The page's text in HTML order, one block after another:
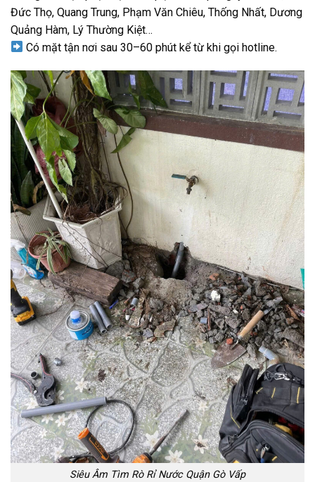
Đức Thọ, Quang Trung, Phạm Văn Chiêu, Thống Nhất, Dương
Quảng Hàm, Lý Thường Kiệt…
Có mặt tận nơi sau 30–60 phút kể từ khi gọi hotline.
Siêu Âm Tìm Rò Rỉ Nước Quận Gò Vấp